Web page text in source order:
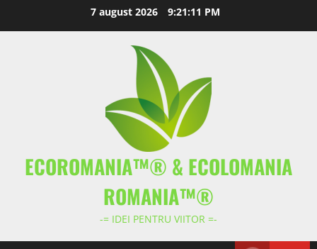
7 august 2026 9:21:11 PM
ECOROMANIA™® & ECOLOMANIA
ROMANIA™®
-= IDEI PENTRU VIITOR =-